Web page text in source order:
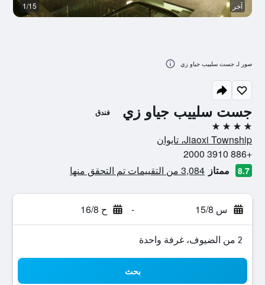
جست سلييب جياو زي فندق
4 نجوم
Jiaoxi Township، تايوان
+886 3910 2000
8.7 ممتاز 3,084 من التقييمات تم التحقق منها
س 15/8 - ح 16/8
2 من الضيوف، غرفة واحدة
بحث
آخر 1/15
صور لـ جست سلييب جياو زي